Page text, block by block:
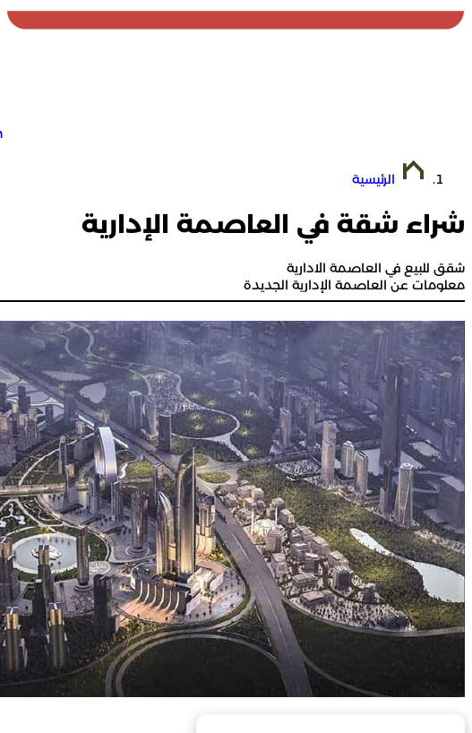
الرئيسية
شراء شقة في العاصمة الإدارية
شقق للبيع في العاصمة الادارية
معلومات عن العاصمة الإدارية الجديدة